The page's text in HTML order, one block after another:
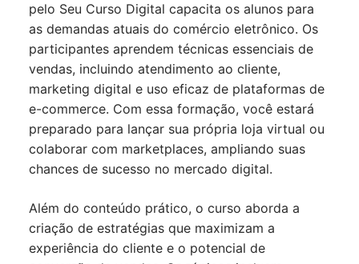
pelo Seu Curso Digital capacita os alunos para
as demandas atuais do comércio eletrônico. Os
participantes aprendem técnicas essenciais de
vendas, incluindo atendimento ao cliente,
marketing digital e uso eficaz de plataformas de
e-commerce. Com essa formação, você estará
preparado para lançar sua própria loja virtual ou
colaborar com marketplaces, ampliando suas
chances de sucesso no mercado digital.
Além do conteúdo prático, o curso aborda a
criação de estratégias que maximizam a
experiência do cliente e o potencial de